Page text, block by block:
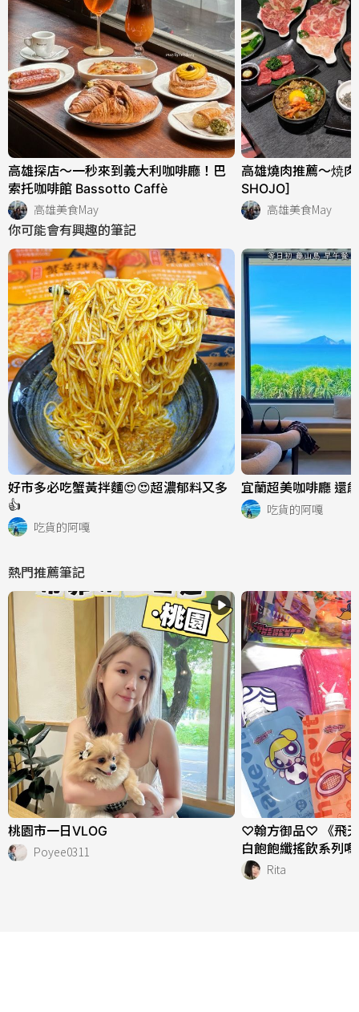
高雄探店～一秒來到義大利咖啡廳！巴
索托咖啡館 Bassotto Caffè
高雄美食May
高雄燒肉推薦～焼
SHOJO]
高雄美食May
你可能會有興趣的筆記
好市多必吃蟹黃拌麵😍😍超濃郁料又多
👍
吃貨的阿嘎
宜蘭超美咖啡廳 還
吃貨的阿嘎
熱門推薦筆記
桃園市一日VLOG
Poyee0311
♡翰方御品♡ 《飛
白飽飽纖搖飲系列
Rita